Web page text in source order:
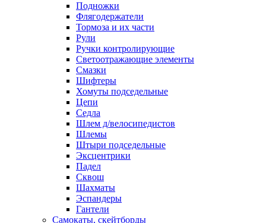
Подножки
Флягодержатели
Тормоза и их части
Рули
Ручки контролирующие
Светоотражающие элементы
Смазки
Шифтеры
Хомуты подседельные
Цепи
Седла
Шлем д/велосипедистов
Шлемы
Штыри подседельные
Эксцентрики
Падел
Сквош
Шахматы
Эспандеры
Гантели
Самокаты, скейтборды